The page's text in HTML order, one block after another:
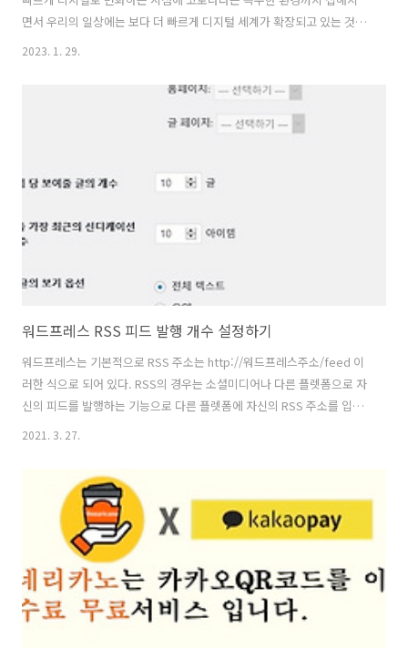
면서 우리의 일상에는 보다 더 빠르게 디지털 세계가 확장되고 있는 것이
분명하다. 이렇게 디지털이라는 공간이 생기면, 당연히 디지털 속 시장이
이다. 그래서 수년 전부터 인기있었던 유튜브 그리고 그보다 훨씬 이전에
이르기 까지 콘텐츠를 만들어 자신을 어필하거나 수익을 얻으려고 하는
는 손'처럼 디지털 속 시장의 논리 역시 사람들이 많이 하는 것은 그 만큼
2023. 1. 29.
워드프레스 RSS 피드 발행 개수 설정하기
워드프레스는 기본적으로 RSS 주소는 http://워드프레스주소/feed 이
러한 식으로 되어 있다. RSS의 경우는 소셜미디어나 다른 플렛폼으로 자
신의 피드를 발행하는 기능으로 다른 플렛폼에 자신의 RSS 주소를 입력
해 놓으면 주기적으로 최신 글들을 수집할 수 있기 때문에 트랙픽을 올리
RSS를 등록하면 자동적으로 자신의 홈페이지의 글이 핀터레스트에 등
록되도록 하는 방법을 소개한 바 있다. 만약 해당 글로 이동하고 싶다면
여기를 클릭하길 바랍니다. 여하튼 알맞게 설정을 했지만, 최신글이 많이
등록되어도 일정의 숫자의 글만 등록되는 현상을 발견하고, 워드프레스
RSS 피드 갯수를 설정하는 방법을 찾아 보았다. 의외로 간단하게 이를
해결 할..
2021. 3. 27.